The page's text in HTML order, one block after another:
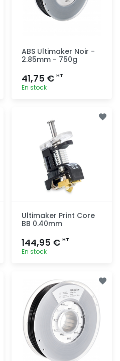
ABS Ultimaker Noir -
2.85mm - 750g
41,75 € HT
En stock
Ultimaker Print Core
BB 0.40mm
144,95 € HT
En stock
rapide